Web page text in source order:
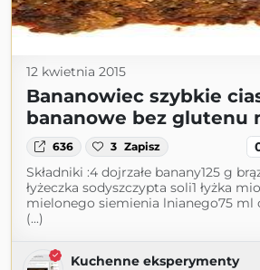
12 kwietnia 2015
Bananowiec szybkie
bananowe bez glutenu
636 3 Zapisz
Składniki :4 dojrzałe banany125 g
łyżeczka sodyszczypta soli1 łyżka
mielonego siemienia lnianego75 ml
(...)
Kuchenne eksperymenty